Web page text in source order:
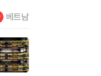
베트남